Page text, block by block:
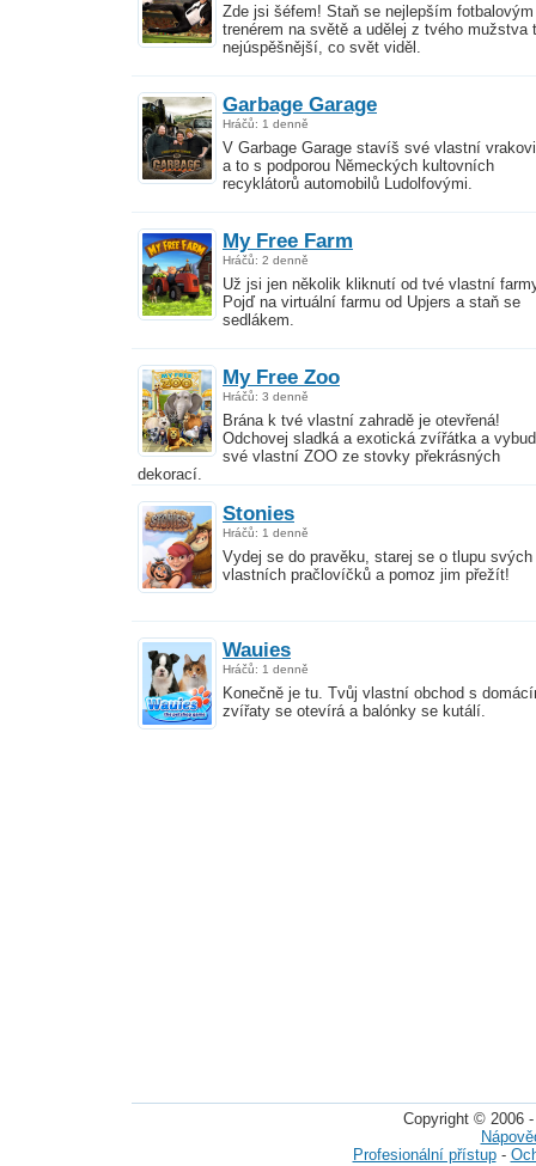
Zde jsi šéfem! Staň se nejlepším fotbalovým
trenérem na světě a udělej z tvého mužstva
nejúspěšnější, co svět viděl.
Garbage Garage
Hráčů: 1 denně
V Garbage Garage stavíš své vlastní
a to s podporou Německých kultovních
recyklátorů automobilů Ludolfovými.
My Free Farm
Hráčů: 2 denně
Už jsi jen několik kliknutí od tvé vlastní
Pojď na virtuální farmu od Upjers a staň se
sedlákem.
My Free Zoo
Hráčů: 3 denně
Brána k tvé vlastní zahradě je otevřená!
Odchovej sladká a exotická zvířátka a
své vlastní ZOO ze stovky překrásných
dekorací.
Stonies
Hráčů: 1 denně
Vydej se do pravěku, starej se o tlupu svých
vlastních pračlovíčků a pomoz jim přežít!
Wauies
Hráčů: 1 denně
Konečně je tu. Tvůj vlastní obchod s
zvířaty se otevírá a balónky se kutálí.
Copyright © 2006
Profesionální přístup-